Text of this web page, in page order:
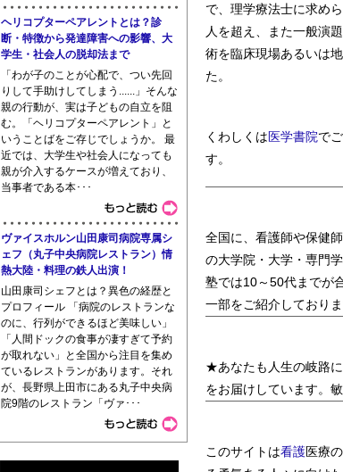
東京都立南多摩看護専門学校 横浜中央病院
で、理学療法士に求め
人を超え、また一般演
術を臨床現場あるいは
た。
くわしくは医学書院で
す。
全国に、看護師や保健
の大学院・大学・専門
塾では10～50代までが
一部をご紹介しておりま
★あなたも人生の岐路に
をお届けしています。
このサイトは看護医療の
ヘリコプターペアレントとは？診
断・特徴から発達障害への影響、大
学生・社会人の脱却法まで
「わが子のことが心配で、つい先回
りして手助けしてしまう......」そんな
親の行動が、実は子どもの自立を阻
む。「ヘリコプターペアレント」と
いうことばをご存じでしょうか。 最
近では、大学生や社会人になっても
親が介入するケースが増えており、
当事者である本･･･
ヴァイスホルン山田康司病院専属シ
ェフ（丸子中央病院レストラン）情
熱大陸・料理の鉄人出演！
山田康司シェフとは？異色の経歴と
プロフィール 「病院のレストランな
のに、行列ができるほど美味しい」
「人間ドックの食事が凄すぎて予約
が取れない」と全国から注目を集め
ているレストランがあります。それ
が、長野県上田市にある丸子中央病
院9階のレストラン「ヴァ･･･